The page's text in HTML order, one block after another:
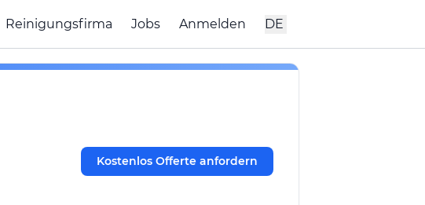
Reinigungsfirma Jobs Anmelden DE
Kostenlos Offerte anfordern